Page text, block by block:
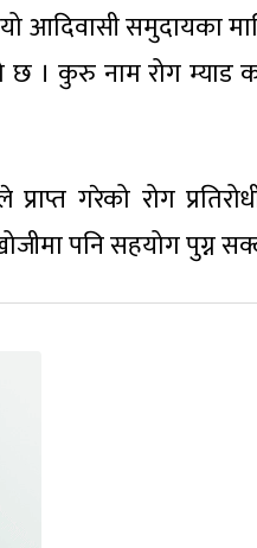
आदिवासी समुदायका
छ । कुरु नाम रोग म्याड
गरेको रोग
पनि सहयोग पुग्न